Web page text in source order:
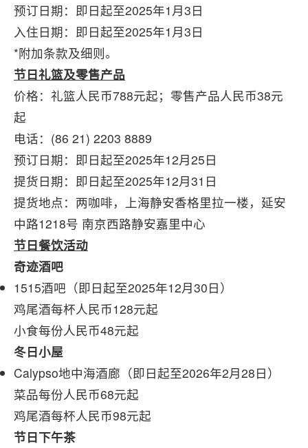
预订日期：即日起至2025年1月3日
入住日期：即日起至2025年1月3日
*附加条款及细则。
节日礼篮及零售产品
价格：礼篮人民币788元起；零售产品人民币38元
起
电话：(86 21) 2203 8889
预订日期：即日起至2025年12月25日
提货日期：即日起至2025年12月31日
提货地点：两咖啡，上海静安香格里拉一楼，延安
中路1218号 南京西路静安嘉里中心
节日餐饮活动
奇迹酒吧
1515酒吧（即日起至2025年12月30日）
鸡尾酒每杯人民币128元起
小食每份人民币48元起
冬日小屋
Calypso地中海酒廊（即日起至2026年2月28日）
菜品每份人民币68元起
鸡尾酒每杯人民币98元起
节日下午茶